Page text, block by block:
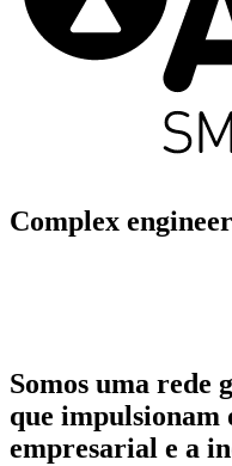
Complex
Somos uma rede
que impulsionam
empresarial e a